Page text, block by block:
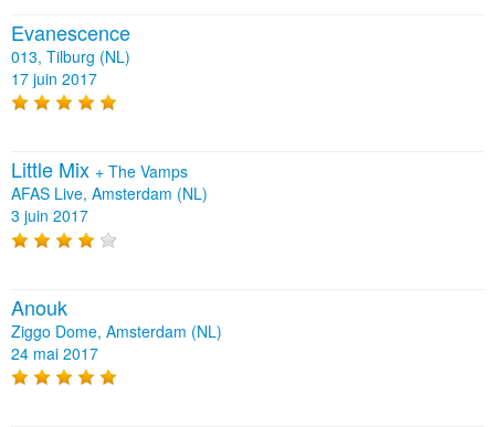
Evanescence
013, Tilburg (NL)
17 juin 2017
Little Mix + The Vamps
AFAS Live, Amsterdam (NL)
3 juin 2017
Anouk
Ziggo Dome, Amsterdam (NL)
24 mai 2017